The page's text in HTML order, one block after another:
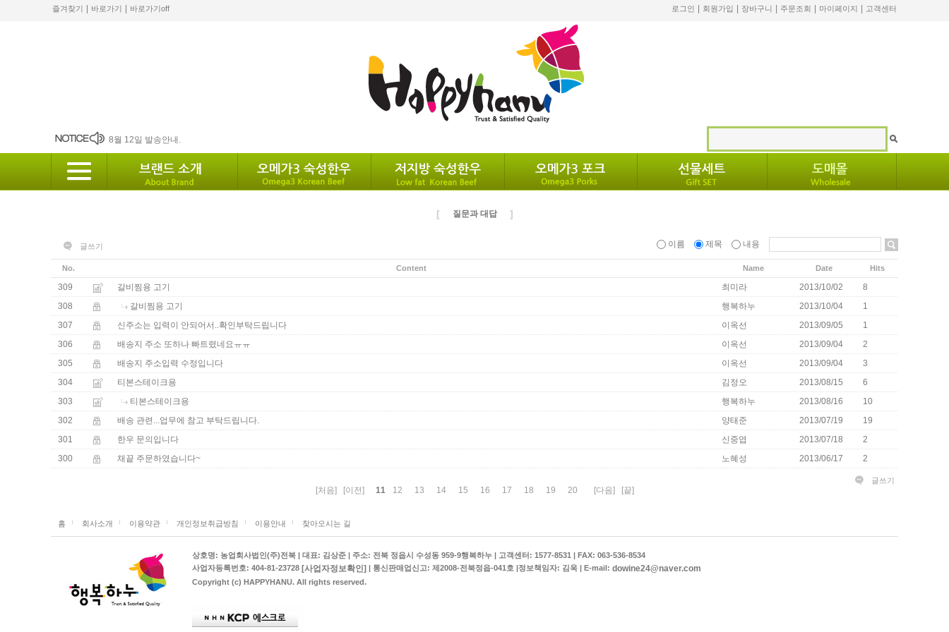
즐겨찾기 바로가기 바로가기off 로그인 회원가입 장바구니 주문조회 마이페이지 고객센터
2월 배송안내
배송안내
[ 질문과 대답 ]
글쓰기 이름 제목 내용
No. Content Name Date Hits
309 갈비찜용 고기 최미라 2013/10/02
8
308
갈비찜용 고기 행복하누 2013/10/04
1
307
신주소는 입력이 안되어서..확인부탁드립니다 이옥선 2013/09/05
1
306
배송지 주소 또하나 빠트렸네요ㅠㅠ 이옥선 2013/09/04
2
305
배송지 주소입력 수정입니다 이옥선 2013/09/04
3
304
티본스테이크용 김정오 2013/08/15
6
303
티본스테이크용 행복하누 2013/08/16
10
302
배송 관련...업무에 참고 부탁드립니다. 양태준 2013/07/19
19
301
한우 문의입니다 신중엽 2013/07/18
2
300
채끝 주문하였습니다~ 노혜성 2013/06/17 2
글쓰기
[처음] [이전] 11 12 13 14 15 16 17 18 19 20 [다음] [끝]
홈 회사소개 이용약관 개인정보취급방침 이용안내 찾아오시는 길
상호명: 농업회사법인(주)전북 | 대표: 김상준 | 주소: 전북 정읍시 수성동 959-9행복하누 | 고객센터: 1577-8531 | FAX: 063-536-8534
사업자등록번호: 404-81-23728 [사업자정보확인] | 통신판매업신고: 제2008-전북정읍-041호 |정보책임자: 김욱 | E-mail: dowine24@naver.com
Copyright (c) HAPPYHANU. All rights reserved.